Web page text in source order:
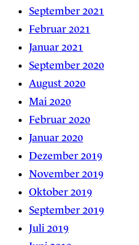
September 2021
Februar 2021
Januar 2021
September 2020
August 2020
Mai 2020
Februar 2020
Januar 2020
Dezember 2019
November 2019
Oktober 2019
September 2019
Juli 2019